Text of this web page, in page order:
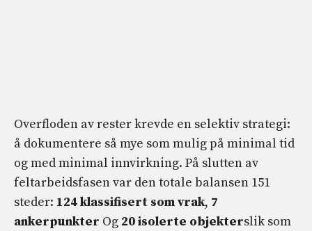
Overfloden av rester krevde en selektiv strategi:
å dokumentere så mye som mulig på minimal tid
og med minimal innvirkning. På slutten av
feltarbeidsfasen var den totale balansen 151
steder: 124 klassifisert som vrak, 7
ankerpunkter Og 20 isolerte objekterslik som